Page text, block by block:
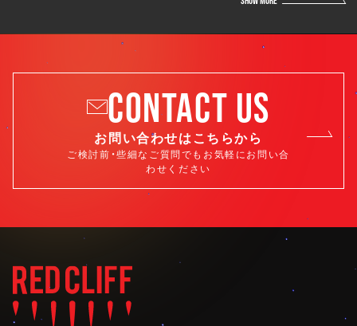
CONTACT US
お問い合わせはこちらから
ご検討前・些細なご質問でもお気軽にお問い合
わせください